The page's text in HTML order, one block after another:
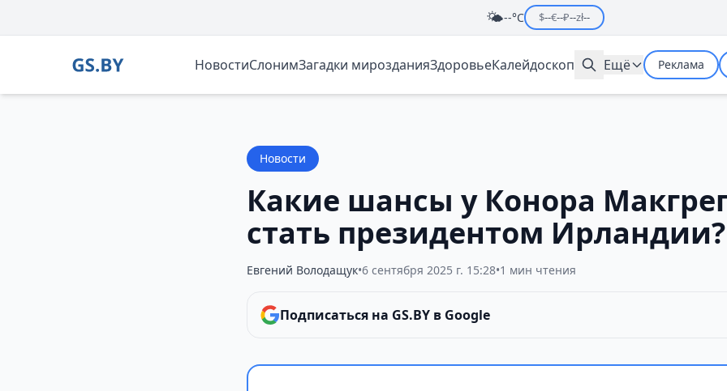
🌤️--°C $--€--₽--zł--
НовостиСлонимЗагадки мирозданияЗдоровьеКалейдоскоп Ещё Реклама
Новости
Какие шансы у Конора
стать президентом Ирландии?
Евгений Володащук•6 сентября 2025 г. 15:28•1 мин чтения
Подписаться на GS.BY в Google